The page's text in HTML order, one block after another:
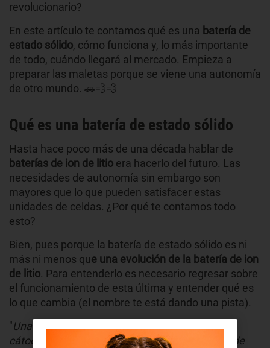
revolucionario?
En este artículo te contamos qué es una batería de
estado sólido, cómo funciona y, lo más importante
de todo, cuándo llegará al mercado. Empieza a
preparar las maletas porque se viene una autonomía
de otro mundo. 🚗💨💨
Qué es una batería de estado sólido
Hasta hace poco más de una década hablar de
baterías de ion de litio era hacerlo del futuro. Las
necesidades de autonomía sin embargo son
mayores que lo que pueden satisfacer estas
unidades de celdas. ¿Por qué te contamos todo
esto?
Bien, pues porque la batería de estado sólido es ni
más ni menos que una evolución de la batería de ion
de litio. Para entenderlo es necesario regresar sobre
el funcionamiento de esta última y entender qué es
lo que cambia (el nombre te está dando una pista).
"Una batería de iones de litio se compone de un
cátodo, un ánodo, un separador y una solución de